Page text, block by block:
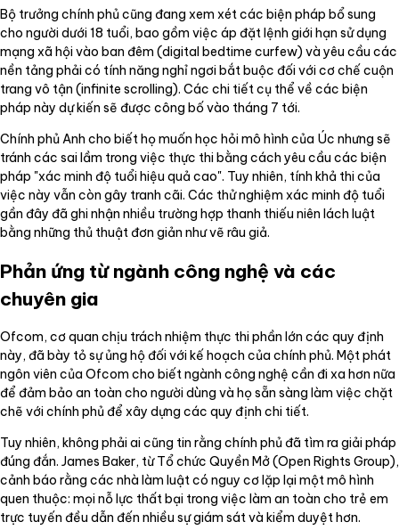
Bộ trưởng chính phủ cũng đang xem xét các biện pháp bổ sung
cho người dưới 18 tuổi, bao gồm việc áp đặt lệnh giới hạn sử dụng
mạng xã hội vào ban đêm (digital bedtime curfew) và yêu cầu các
nền tảng phải có tính năng nghỉ ngơi bắt buộc đối với cơ chế cuộn
trang vô tận (infinite scrolling). Các chi tiết cụ thể về các biện
pháp này dự kiến sẽ được công bố vào tháng 7 tới.
Chính phủ Anh cho biết họ muốn học hỏi mô hình của Úc nhưng sẽ
tránh các sai lầm trong việc thực thi bằng cách yêu cầu các biện
pháp "xác minh độ tuổi hiệu quả cao". Tuy nhiên, tính khả thi của
việc này vẫn còn gây tranh cãi. Các thử nghiệm xác minh độ tuổi
gần đây đã ghi nhận nhiều trường hợp thanh thiếu niên lách luật
bằng những thủ thuật đơn giản như vẽ râu giả.
Phản ứng từ ngành công nghệ và các
chuyên gia
Ofcom, cơ quan chịu trách nhiệm thực thi phần lớn các quy định
này, đã bày tỏ sự ủng hộ đối với kế hoạch của chính phủ. Một phát
ngôn viên của Ofcom cho biết ngành công nghệ cần đi xa hơn nữa
để đảm bảo an toàn cho người dùng và họ sẵn sàng làm việc chặt
chẽ với chính phủ để xây dựng các quy định chi tiết.
Tuy nhiên, không phải ai cũng tin rằng chính phủ đã tìm ra giải pháp
đúng đắn. James Baker, từ Tổ chức Quyền Mở (Open Rights Group),
cảnh báo rằng các nhà làm luật có nguy cơ lặp lại một mô hình
quen thuộc: mọi nỗ lực thất bại trong việc làm an toàn cho trẻ em
trực tuyến đều dẫn đến nhiều sự giám sát và kiểm duyệt hơn.